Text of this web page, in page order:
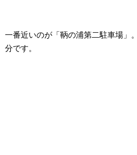
一番近いのが「鞆の浦第二駐車場」
分です。